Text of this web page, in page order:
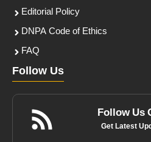
Editorial Policy
DNPA Code of Ethics
FAQ
Follow Us
Follow Us
Get Latest